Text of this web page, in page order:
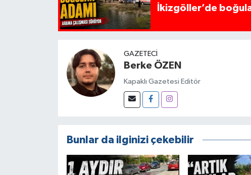
İkizgöller’de
GAZETECI
Berke ÖZEN
Kapaklı Gazetesi Editör
Bunlar da ilginizi çekebilir